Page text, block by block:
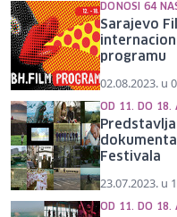
DONOSI 64
Sarajevo
programu
02.08.2023. u
OD 11. DO 18.
Festivala
23.07.2023. u
OD 11. DO 18.